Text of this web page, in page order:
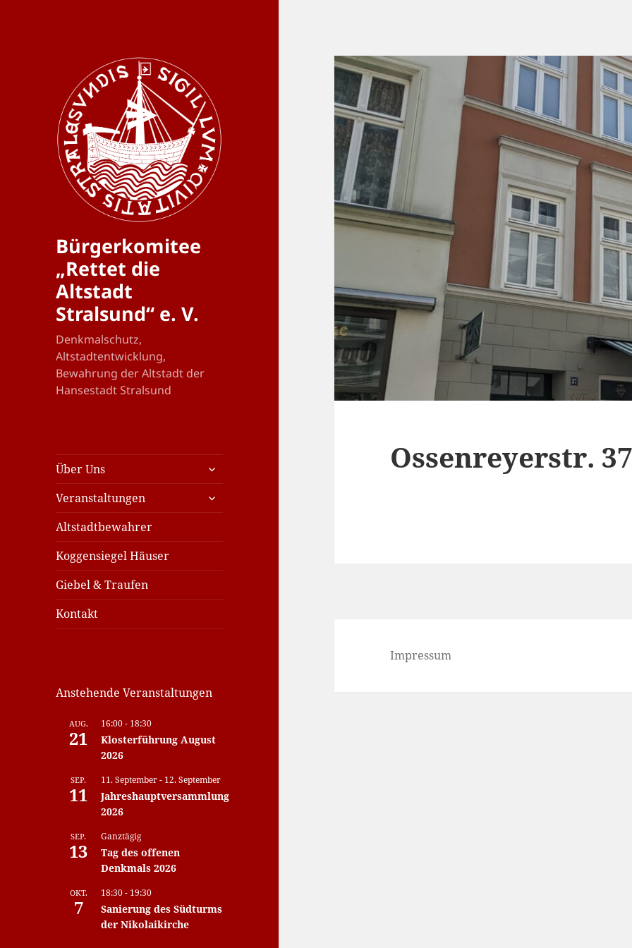
Bürgerkomitee
„Rettet die
Altstadt
Stralsund“ e. V.
Denkmalschutz,
Altstadtentwicklung,
Bewahrung der Altstadt der
Hansestadt Stralsund
Über Uns
untermenü
öffnen
Veranstaltungen
untermenü
öffnen
Altstadtbewahrer
Koggensiegel Häuser
Giebel & Traufen
Kontakt
Anstehende Veranstaltungen
AUG.
21
16:00- 18:30
Klosterführung August
2026
SEP.
11
11. September- 12. September
Jahreshauptversammlung
2026
SEP.
13
Ganztägig
Tag des offenen
Denkmals 2026
OKT.
7
18:30- 19:30
Sanierung des Südturms
der Nikolaikirche
Ossenreyerstr.
Impressum